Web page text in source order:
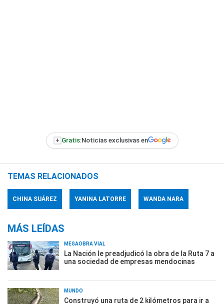
+ Gratis:Noticias exclusivas en
TEMAS RELACIONADOS
CHINA SUÁREZ YANINA LATORRE WANDA NARA
MÁS LEÍDAS
MEGAOBRA VIAL
La Nación le preadjudicó la obra de la Ruta 7 a
una sociedad de empresas mendocinas
MUNDO
Construyó una ruta de 2 kilómetros para ir a